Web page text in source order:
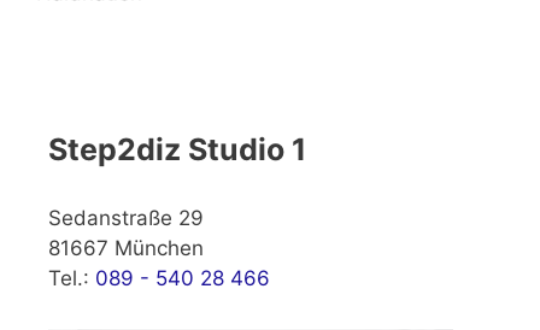
Step2diz Studio 1
Sedanstraße 29
81667 München
Tel.: 089 - 540 28 466